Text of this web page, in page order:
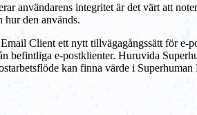
användarens integritet är det värt att
hur den används.
Client ett nytt tillvägagångssätt för
befintliga e-postklienter. Huruvida
kan finna värde i